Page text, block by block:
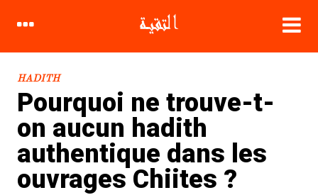
CATÉGORIES
Biographie
HADITH
Pourquoi ne trouve-t-
on aucun hadith
authentique dans les
ouvrages Chiites ?